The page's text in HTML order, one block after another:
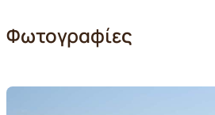
Φωτογραφίες